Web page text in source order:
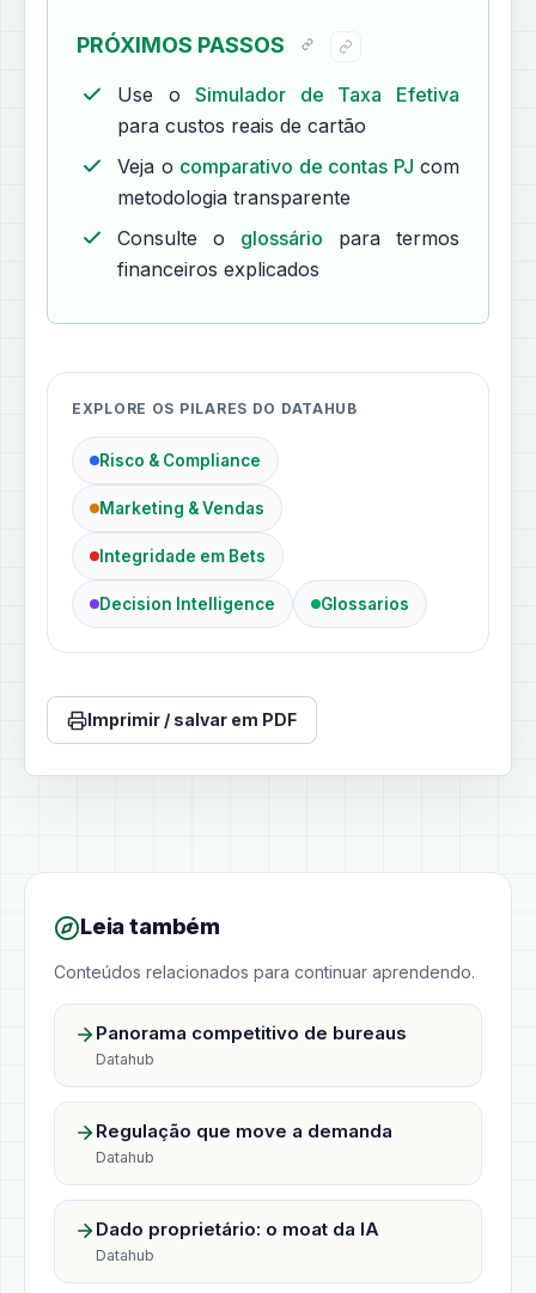
PRÓXIMOS PASSOS
Use oSimulador de Taxa Efetiva
para custos reais de cartão
Veja o comparativo de contas PJ com
metodologia transparente
Consulte o glossário para termos
financeiros explicados
EXPLORE OS PILARES DO DATAHUB
Risco & Compliance
Marketing & Vendas
Integridade em Bets
Decision Intelligence Glossarios
Imprimir / salvar em PDF
Leia também
Conteúdos relacionados para continuar aprendendo.
Panorama competitivo de bureaus
Datahub
Regulação que move a demanda
Datahub
Dado proprietário: o moat da IA
Datahub